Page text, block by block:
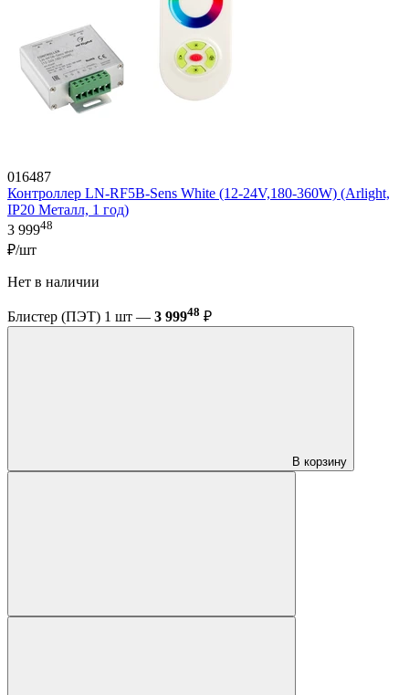
016487
Контроллер LN-RF5B-Sens White (12-24V,180-360W) (Arlight,
IP20 Металл, 1 год)
3 99948
₽/шт
Нет в наличии
Блистер (ПЭТ) 1 шт — 3 99948 ₽
В корзину